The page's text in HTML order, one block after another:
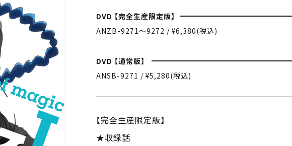
DVD 【完全生産限定版】
ANZB-9271〜9272 / ¥6,380(税込)
DVD 【通常版】
ANSB-9271 / ¥5,280(税込)
【完全生産限定版】
★収録話